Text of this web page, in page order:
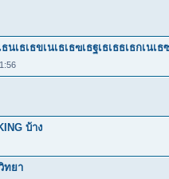
นเธเธขเนเธเธฃเธฐเธเธธเธกเน
บ้าง
ทยา